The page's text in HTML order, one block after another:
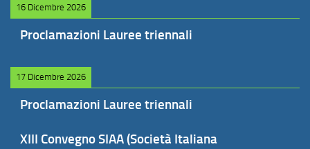
16 Dicembre 2026
Proclamazioni Lauree triennali
17 Dicembre 2026
Proclamazioni Lauree triennali
XIII Convegno SIAA (Società Italiana